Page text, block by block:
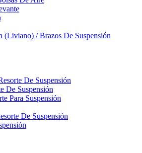
(Liviano) / Brazos De Suspensión
De Suspensión
De Suspensión
Para Suspensión
De Suspensión